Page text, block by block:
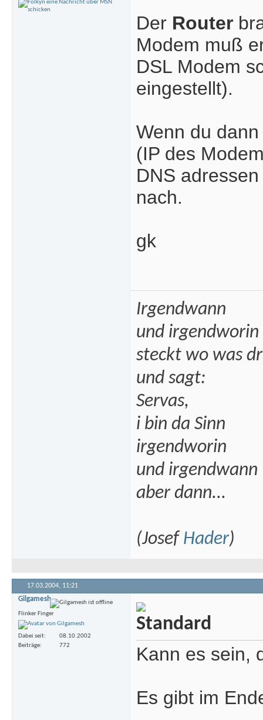
Der Router
Modem muß
DSL Modem
eingestellt).
Wenn du
(IP des
DNS
nach.
gk
Irgendwann
und irgendworin
steckt wo was
und sagt:
Servas,
i bin da Sinn
irgendworin
und irgendwann
aber dann...
(Josef Hader)
17.03.2004, 11:21
Gilgamesh
Flinker Finger
Dabei seit
08.10.2002
Beiträge
772 Kann es sein,
Es gibt im